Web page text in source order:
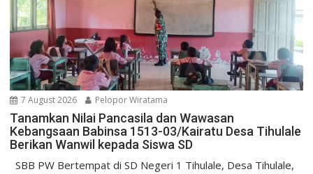
7 August 2026 Pelopor Wiratama
Tanamkan Nilai Pancasila dan Wawasan
Kebangsaan Babinsa 1513-03/Kairatu Desa Tihulale
Berikan Wanwil kepada Siswa SD
SBB PW Bertempat di SD Negeri 1 Tihulale, Desa Tihulale,